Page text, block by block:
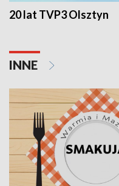
20 lat TVP3 Olsztyn
INNE